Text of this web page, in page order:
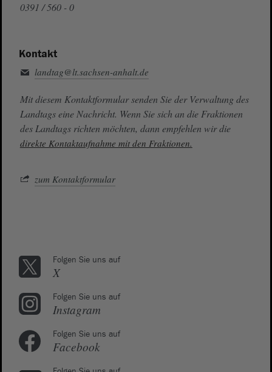
0391 / 560 - 0
Kontakt
landtag@lt.sachsen-anhalt.de
Mit diesem Kontaktformular senden Sie der Verwaltung des
Landtags eine Nachricht. Wenn Sie sich an die Fraktionen
des Landtags richten möchten, dann empfehlen wir die
direkte Kontaktaufnahme mit den Fraktionen.
zum Kontaktformular
Folgen Sie uns auf
X
Folgen Sie uns auf
Instagram
Folgen Sie uns auf
Facebook